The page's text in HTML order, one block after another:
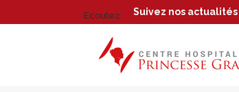
Ecoutez Suivez nos actualités